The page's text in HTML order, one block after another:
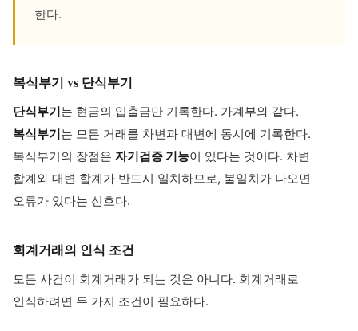
한다.
복식부기 vs 단식부기
단식부기는 현금의 입출금만 기록한다. 가계부와 같다.
복식부기는 모든 거래를 차변과 대변에 동시에 기록한다.
복식부기의 장점은 자기검증 기능이 있다는 것이다. 차변
합계와 대변 합계가 반드시 일치하므로, 불일치가 나오면
오류가 있다는 신호다.
회계거래의 인식 조건
모든 사건이 회계거래가 되는 것은 아니다. 회계거래로
인식하려면 두 가지 조건이 필요하다.